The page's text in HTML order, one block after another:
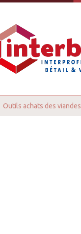
Outils achats des viandes